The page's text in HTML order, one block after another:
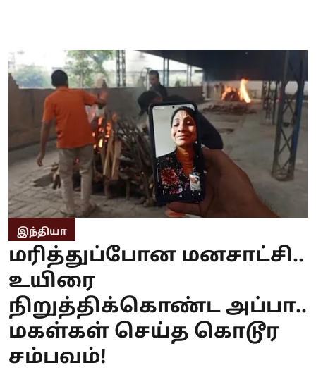
இந்தியா
மரித்துப்போன மனசாட்சி..
உயிரை
நிறுத்திக்கொண்ட அப்பா..
மகள்கள் செய்த கொடூர
சம்பவம்!